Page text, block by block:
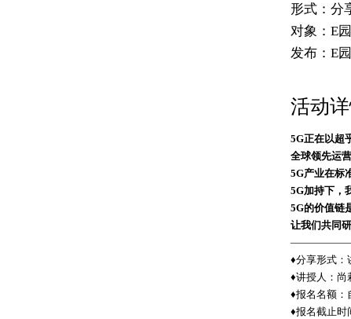
形式： 分
对象： E
发布： E
活动
5G正在以超
全球领先运
5G产业在标
5G加持下，
5G的价值链
让我们共同
♦️分享形式：
♦️讲授人：尚
♦️报名名额：
♦️报名截止时